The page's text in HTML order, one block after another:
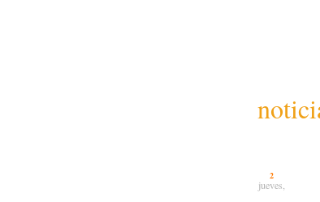
2
jueves,